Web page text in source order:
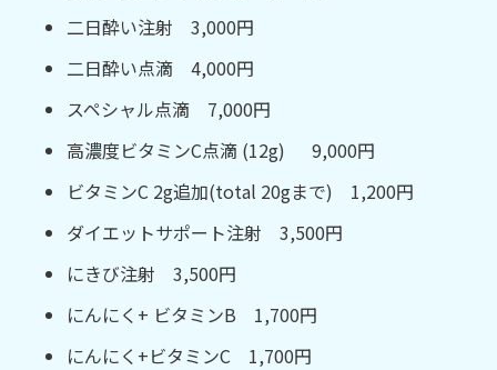
二日酔い注射 3,000円
二日酔い点滴 4,000円
スペシャル点滴 7,000円
高濃度ビタミンC点滴 (12g) 9,000円
ビタミンC 2g追加(total 20gまで) 1,200円
ダイエットサポート注射 3,500円
にきび注射 3,500円
にんにく+ ビタミンB 1,700円
にんにく+ビタミンC 1,700円